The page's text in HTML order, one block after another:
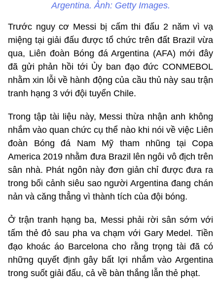
Argentina. Ảnh: Getty Images.
Trước nguy cơ Messi bị cấm thi đấu 2 năm vì vạ
miệng tại giải đấu được tổ chức trên đất Brazil vừa
qua, Liên đoàn Bóng đá Argentina (AFA) mới đây
đã gửi phản hồi tới Ủy ban đạo đức CONMEBOL
nhằm xin lỗi về hành động của cầu thủ này sau trận
tranh hạng 3 với đội tuyển Chile.
Trong tập tài liệu này, Messi thừa nhận anh không
nhắm vào quan chức cụ thể nào khi nói về việc Liên
đoàn Bóng đá Nam Mỹ tham nhũng tại Copa
America 2019 nhằm đưa Brazil lên ngôi vô địch trên
sân nhà. Phát ngôn này đơn giản chỉ được đưa ra
trong bối cảnh siêu sao người Argentina đang chán
nản và căng thẳng vì thành tích của đội bóng.
Ở trận tranh hạng ba, Messi phải rời sân sớm với
tấm thẻ đỏ sau pha va chạm với Gary Medel. Tiền
đạo khoác áo Barcelona cho rằng trọng tài đã có
những quyết định gây bất lợi nhắm vào Argentina
trong suốt giải đấu, cả về bàn thắng lẫn thẻ phạt.